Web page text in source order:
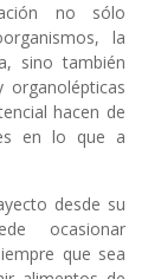
no sólo
la
sino también
organolépticas
hacen de
en lo que a
desde su
ocasionar
que sea